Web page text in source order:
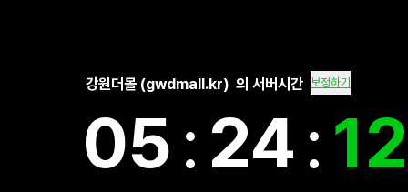
강원더몰 (gwdmall.kr) 의 서버시간 보정하기
05: 24:12